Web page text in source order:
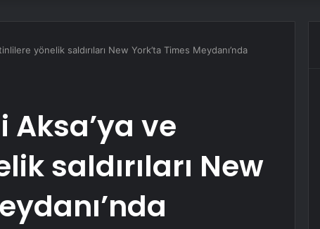
yönelik saldırıları New York’ta Times Meydanı’nda
Aksa’ya ve
saldırıları New